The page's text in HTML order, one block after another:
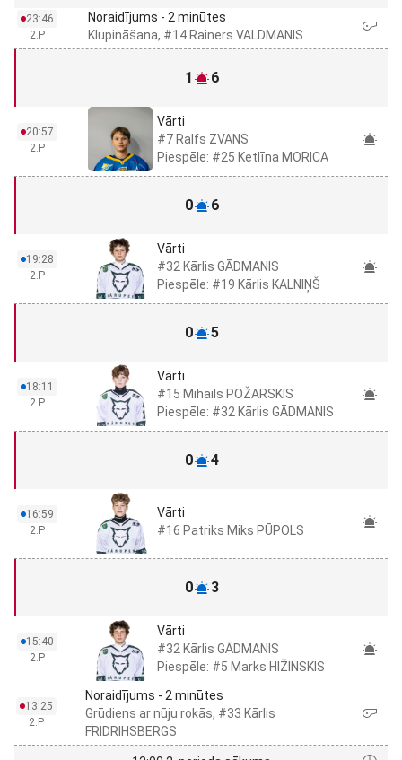
23:46
2.P
Noraidījums - 2 minūtes
Klupināšana, #14 Rainers VALDMANIS
1 6
20:57
2.P
Vārti
#7 Ralfs ZVANS
Piespēle: #25 Ketlīna MORICA
0 6
19:28
2.P
Vārti
#32 Kārlis GĀDMANIS
Piespēle: #19 Kārlis KALNIŅŠ
0 5
18:11
2.P
Vārti
#15 Mihails POŽARSKIS
Piespēle: #32 Kārlis GĀDMANIS
0 4
16:59
2.P
Vārti
#16 Patriks Miks PŪPOLS
0 3
15:40
2.P
Vārti
#32 Kārlis GĀDMANIS
Piespēle: #5 Marks HIŽINSKIS
13:25
2.P
Noraidījums - 2 minūtes
Grūdiens ar nūju rokās, #33 Kārlis
FRIDRIHSBERGS